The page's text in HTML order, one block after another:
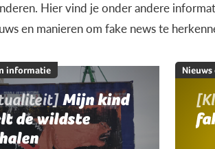
Hier vind je onder andere
en manieren om fake news te
informatie
Mijn kind
de wildste